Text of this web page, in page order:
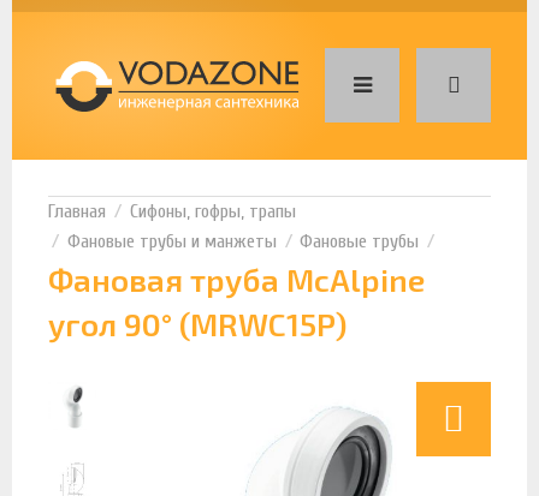
Сифоны, гофры, трапы
Фановые трубы и манжеты
Фановые трубы
Фановая труба McAlpine
угол 90° (MRWC15P)